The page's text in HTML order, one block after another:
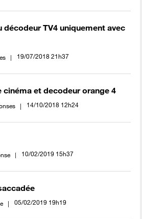
décodeur TV4 uniquement avec
‎19/07/2018 21h37
cinéma et decodeur orange 4
‎14/10/2018 12h24
‎10/02/2019 15h37
‎05/02/2019 19h19